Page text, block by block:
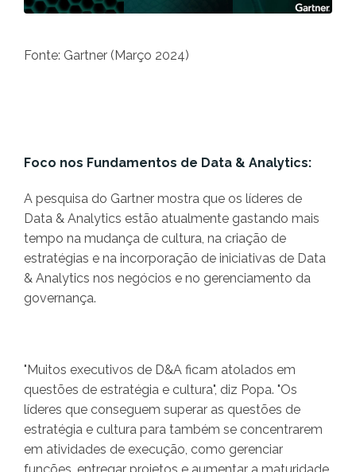
Fonte: Gartner (Março 2024)
Foco nos Fundamentos de Data & Analytics:
A pesquisa do Gartner mostra que os líderes de
Data & Analytics estão atualmente gastando mais
tempo na mudança de cultura, na criação de
estratégias e na incorporação de iniciativas de Data
& Analytics nos negócios e no gerenciamento da
governança.
"Muitos executivos de D&A ficam atolados em
questões de estratégia e cultura", diz Popa. "Os
líderes que conseguem superar as questões de
estratégia e cultura para também se concentrarem
em atividades de execução, como gerenciar